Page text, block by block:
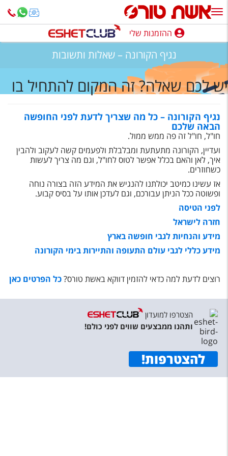
ההזמנות שלי
נופש בארץ
חופשה לפי סגנון
טיולים מאורגנים
סגנונות טיול
חבילות נופש
הרגע האחרון
חבילות בריאות וספא
טיסות לחו"ל
מלונות בחו"ל
Русский
מגזין אשת
טופס צור קשר
ההזמנות שלי
נגיף הקורונה – שאלות ותשובות
יש לכם שאלה? זה המקום להתחיל בו
נגיף הקורונה – כל מה שצריך לדעת לפני החופשה
הבאה שלכם
חו"ל, חו"ל זה פה ממש ממול.
ועדיין, הקורונה מתעתעת ומבלבלת ולפעמים קשה לעקוב ולהבין
איך, לאן והאם בכלל אפשר לטוס לחו"ל, וגם מה צריך לעשות
כשחוזרים.
אז עשינו כמיטב יכולתנו להנגיש את המידע הזה בצורה נוחה
ופשוטה ככל הניתן עבורכם, וגם לעדכן אותו על בסיס קבוע.
לפני הטיסה
חזרה לישראל
מידע והנחיות לגבי חופשה בארץ
מידע כללי לגבי עולם התעופה והתיירות בימי הקורונה
רוצים לדעת למה כדאי להזמין דווקא באשת טורס?כל הפרטים כאן
הצטרפו למועדון
ותהנו ממבצעים שווים לפני כולם!
להצטרפות!